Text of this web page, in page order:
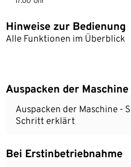
Hinweise zur Bedienung
Alle Funktionen im Überblick
Auspacken der Maschine
Auspacken der Maschine -
Schritt erklärt
Bei Erstinbetriebnahme